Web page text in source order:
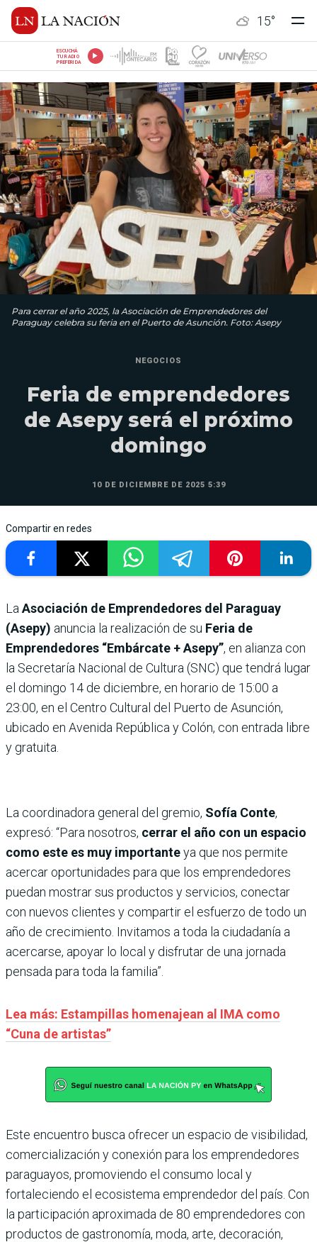
15°
ESCUCHÁ
TU RADIO
PREFERIDA
Para cerrar el año 2025, la Asociación de Emprendedores del
Paraguay celebra su feria en el Puerto de Asunción. Foto: Asepy
NEGOCIOS
Feria de emprendedores
de Asepy será el próximo
domingo
10 DE DICIEMBRE DE 2025 5:39
Compartir en redes
La Asociación de Emprendedores del Paraguay
(Asepy) anuncia la realización de su Feria de
Emprendedores “Embárcate + Asepy”, en alianza con
la Secretaría Nacional de Cultura (SNC) que tendrá lugar
el domingo 14 de diciembre, en horario de 15:00 a
23:00, en el Centro Cultural del Puerto de Asunción,
ubicado en Avenida República y Colón, con entrada libre
y gratuita.
La coordinadora general del gremio, Sofía Conte,
expresó: “Para nosotros, cerrar el año con un espacio
como este es muy importanteya que nos permite
acercar oportunidades para que los emprendedores
puedan mostrar sus productos y servicios, conectar
con nuevos clientes y compartir el esfuerzo de todo un
año de crecimiento. Invitamos a toda la ciudadanía a
acercarse, apoyar lo local y disfrutar de una jornada
pensada para toda la familia”.
Lea más: Estampillas homenajean al IMA como
“Cuna de artistas”
Este encuentro busca ofrecer un espacio de visibilidad,
comercialización y conexión para los emprendedores
paraguayos, promoviendo el consumo local y
fortaleciendo el ecosistema emprendedor del país. Con
la participación aproximada de 80 emprendedores con
productos de gastronomía, moda, arte, decoración,